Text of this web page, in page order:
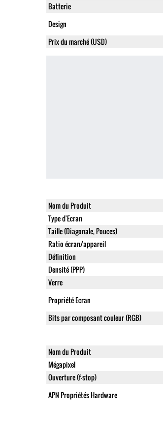
Batterie
Design
Prix du marché (USD)
Nom du Produit
Type d'Ecran
Taille (Diagonale, Pouces)
Ratio écran/appareil
Définition
Densité (PPP)
Verre
Propriété Ecran
Bits par composant couleur (RGB)
Nom du Produit
Mégapixel
Ouverture (f-stop)
APN Propriétés Hardware